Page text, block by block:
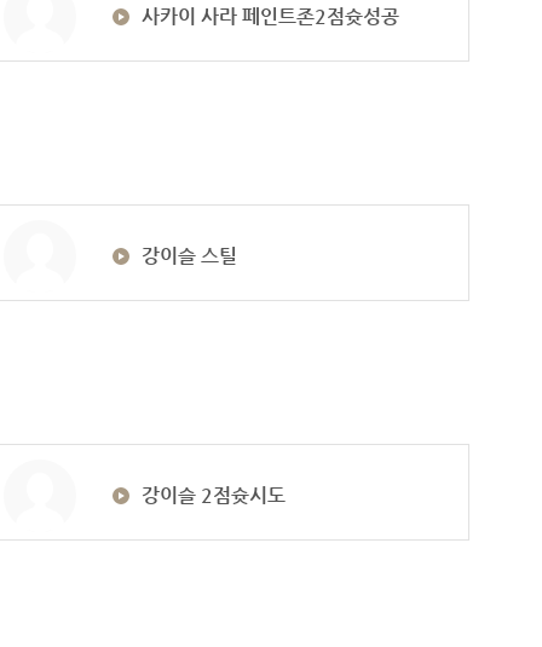
사카이 사라 페인트존2점슛성공
강이슬 스틸
강이슬 2점슛시도